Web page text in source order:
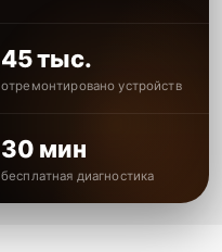
45 тыс.
отремонтировано устройств
30 мин
бесплатная диагностика